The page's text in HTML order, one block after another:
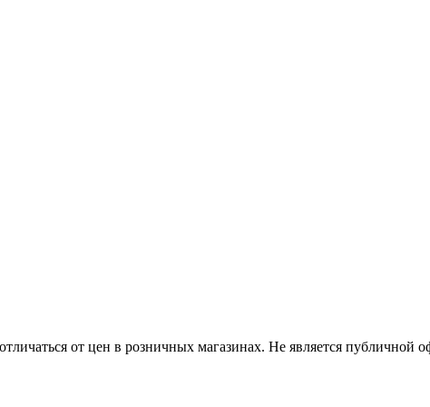
от цен в розничных магазинах. Не является публичной